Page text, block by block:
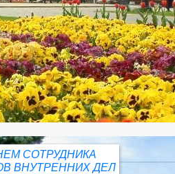
СОТРУДНИКА
ВНУТРЕННИХ ДЕЛ